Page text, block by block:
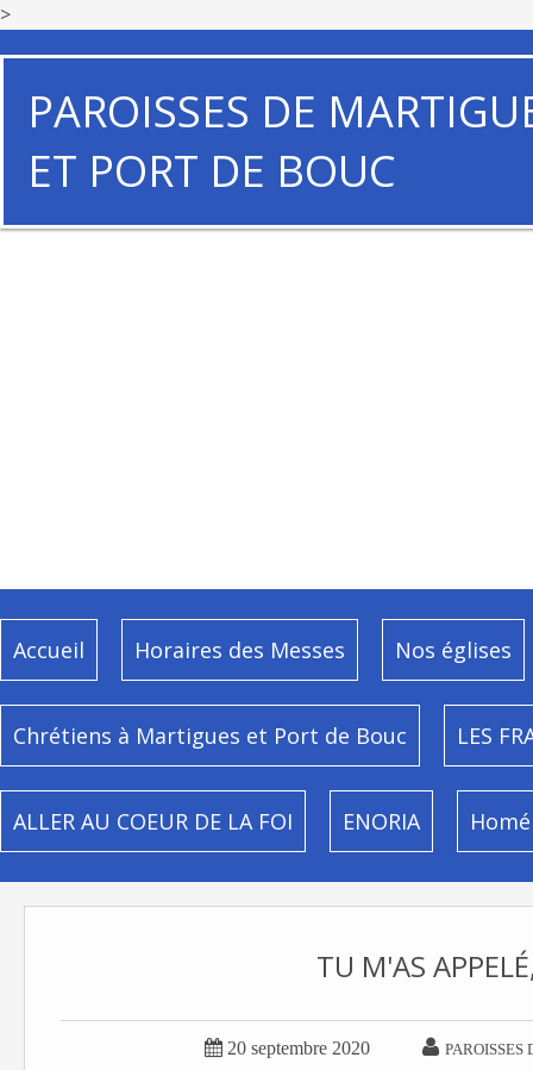
>
PAROISSES DE
ET PORT DE BOUC
Accueil Horaires des Messes Nos églises
Chrétiens à Martigues et Port de Bouc LES
ALLER AU COEUR DE LA FOI ENORIA
TU M'AS
 20 septembre 2020  PAROISSES